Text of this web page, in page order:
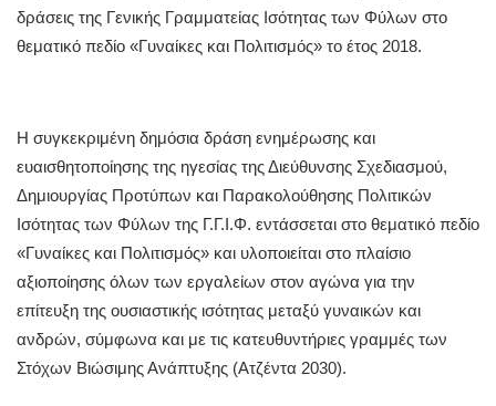
δράσεις της Γενικής Γραμματείας Ισότητας των Φύλων στο
θεματικό πεδίο «Γυναίκες και Πολιτισμός» το έτος 2018.
Η συγκεκριμένη δημόσια δράση ενημέρωσης και
ευαισθητοποίησης της ηγεσίας της Διεύθυνσης Σχεδιασμού,
Δημιουργίας Προτύπων και Παρακολούθησης Πολιτικών
Ισότητας των Φύλων της Γ.Γ.Ι.Φ. εντάσσεται στο θεματικό πεδίο
«Γυναίκες και Πολιτισμός» και υλοποιείται στο πλαίσιο
αξιοποίησης όλων των εργαλείων στον αγώνα για την
επίτευξη της ουσιαστικής ισότητας μεταξύ γυναικών και
ανδρών, σύμφωνα και με τις κατευθυντήριες γραμμές των
Στόχων Βιώσιμης Ανάπτυξης (Ατζέντα 2030).